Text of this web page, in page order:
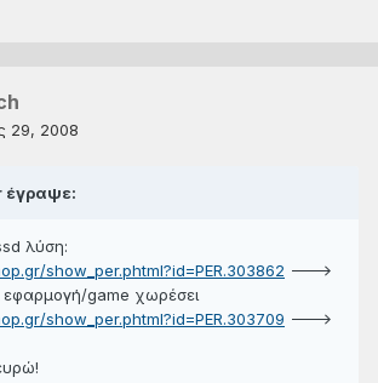
29, 2008
έγραψε:
λύση:
show_per.phtml?id=PER.303862 --->
εφαρμογή/game χωρέσει
show_per.phtml?id=PER.303709 --->